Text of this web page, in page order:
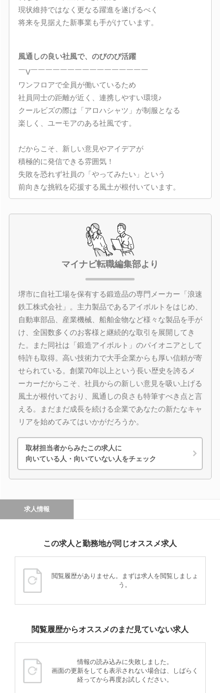
現状維持ではなく更なる躍進を遂げるべく
将来を見据えた新事業も手がけています。
風通しの良い社風で、のびのび活躍
￣V￣￣￣￣￣￣￣￣￣￣￣￣￣￣￣￣
ワンフロアで全員が働いているため
社員同士の距離が近く、連携しやすい環境♪
クールビズの際は「アロハシャツ」が制服となる
楽しく、ユーモアのある社風です。
だからこそ、新しい意見やアイデアが
積極的に発信できる雰囲気！
失敗を恐れず社員の「やってみたい」という
前向きな挑戦を応援する風土が根付いています。
マイナビ転職編集部より
堺市に自社工場を保有する鍛造品の専門メーカー「浪速
鉄工株式会社」。主力製品であるアイボルトをはじめ、
自動車部品、産業機械、船舶金物など様々な製品を手が
け、全国数多くのお客様と継続的な取引を展開してき
た。また同社は「鍛造アイボルト」のパイオニアとして
特許も取得。高い技術力で大手企業からも厚い信頼が寄
せられている。創業70年以上という長い歴史を誇るメ
ーカーだからこそ、社員からの新しい意見を吸い上げる
風土が根付いており、風通しの良さも特筆すべき点と言
える。まだまだ成長を続ける企業であなたの新たなキャ
リアを始めてみてはいかがだろうか。
取材担当者からみたこの求人に
向いている人・向いていない人をチェック
求人情報
この求人と勤務地が同じオススメ求人
閲覧履歴がありません。まずは求人を閲覧しましょ
う。
閲覧履歴からオススメのまだ見ていない求人
情報の読み込みに失敗しました。
画面の更新をしても表示されない場合は、しばらく
経ってから再度お試しください。